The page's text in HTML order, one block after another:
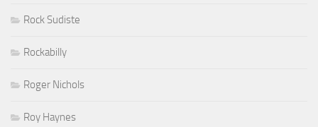
Rock Sudiste
Rockabilly
Roger Nichols
Roy Haynes